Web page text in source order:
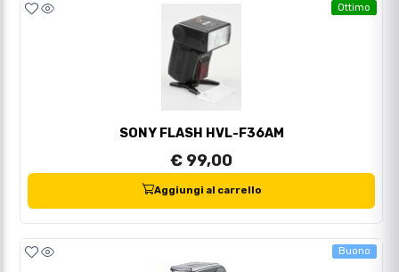
Ottimo
SONY FLASH HVL-F36AM
€ 99,00
Aggiungi al carrello
Buono